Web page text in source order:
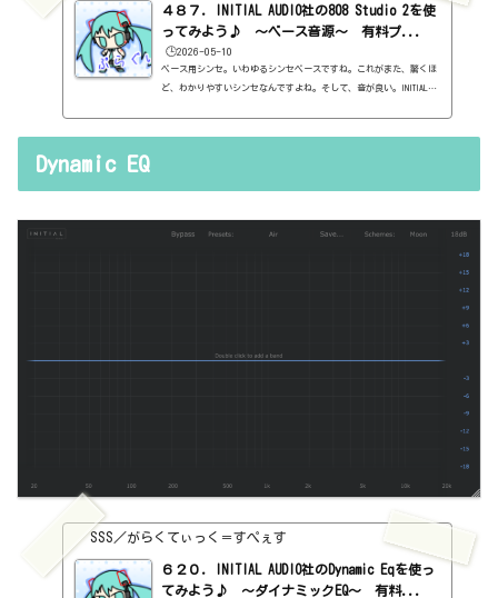
４８７．INITIAL AUDIO社の808 Studio 2を使
ってみよう♪ ～ベース音源～ 有料プ...
🕒️2026-05-10
ベース用シンセ。いわゆるシンセベースですね。これがまた、驚くほ
ど、わかりやすいシンセなんですよね。そして、音が良い。INITIAL A
にプリセ...
Dynamic EQ
SSS／がらくてぃっく＝すぺぇす
６２０．INITIAL AUDIO社のDynamic Eqを使っ
てみよう♪ ～ダイナミックEQ～ 有料...